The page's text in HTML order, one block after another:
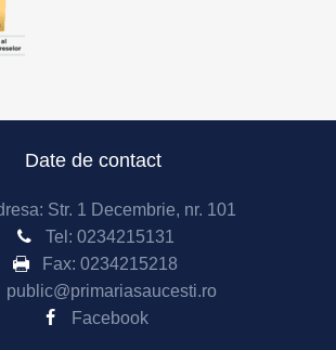
Date de contact
Str. 1 Decembrie, nr. 101
Tel: 0234215131
Fax: 0234215218
public@primariasaucesti.ro
Facebook